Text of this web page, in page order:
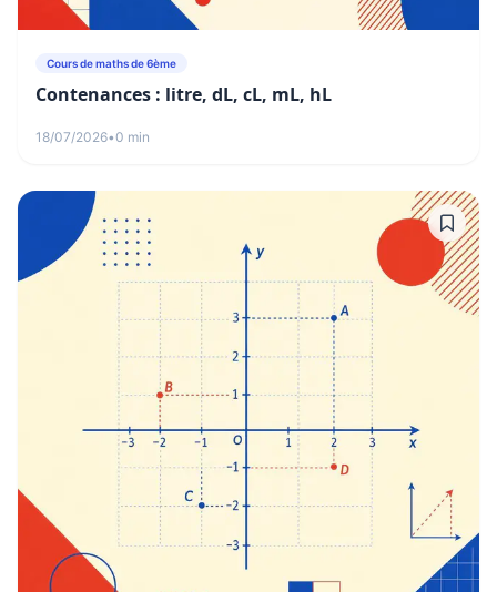
Cours de maths de 6ème
Contenances : litre, dL, cL, mL, hL
18/07/2026•0 min